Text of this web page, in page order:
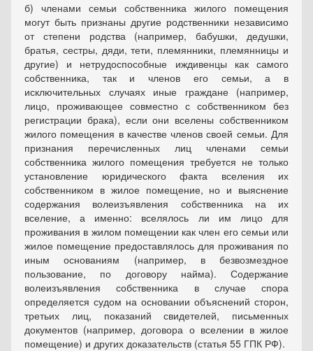
б) членами семьи собственника жилого помещения
могут быть признаны другие родственники независимо
от степени родства (например, бабушки, дедушки,
братья, сестры, дяди, тети, племянники, племянницы и
другие) и нетрудоспособные иждивенцы как самого
собственника, так и членов его семьи, а в
исключительных случаях иные граждане (например,
лицо, проживающее совместно с собственником без
регистрации брака), если они вселены собственником
жилого помещения в качестве членов своей семьи. Для
признания перечисленных лиц членами семьи
собственника жилого помещения требуется не только
установление юридического факта вселения их
собственником в жилое помещение, но и выяснение
содержания волеизъявления собственника на их
вселение, а именно: вселялось ли им лицо для
проживания в жилом помещении как член его семьи или
жилое помещение предоставлялось для проживания по
иным основаниям (например, в безвозмездное
пользование, по договору найма). Содержание
волеизъявления собственника в случае спора
определяется судом на основании объяснений сторон,
третьих лиц, показаний свидетелей, письменных
документов (например, договора о вселении в жилое
помещение) и других доказательств (статья 55 ГПК РФ).